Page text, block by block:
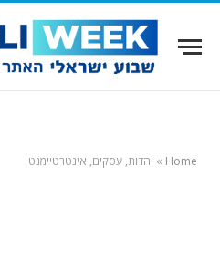
Home
» יהדות, עסקים, אינטרטיימנט